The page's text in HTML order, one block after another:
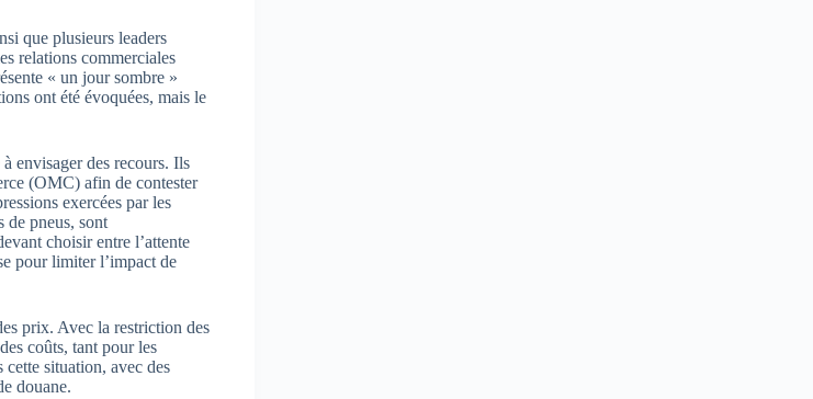
que plusieurs leaders
relations commerciales
« un jour sombre »
ont été évoquées, mais le
envisager des recours. Ils
(OMC) afin de contester
exercées par les
de pneus, sont
choisir entre l’attente
pour limiter l’impact de
prix. Avec la restriction des
coûts, tant pour les
situation, avec des
douane.